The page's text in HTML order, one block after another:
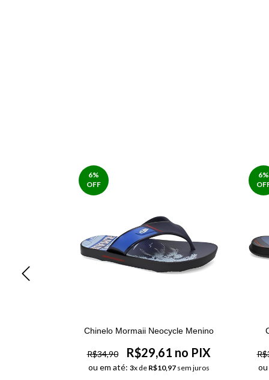
6%
OFF
Chinelo Mormaii Neocycle Menino
R$34,90 R$29,61 no PIX
ou em até: 3x de R$10,97sem juros
6%